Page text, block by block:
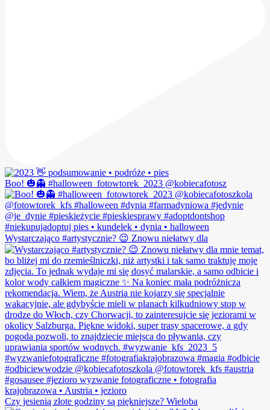
Boo! 🎃👻 #halloween_fotowtorek_2023 @kobiecafotosz
Wystarczająco #artystycznie? 😉 Znowu niełatwy dla
Czy jesienią złote godziny są piękniejsze? Wieloba